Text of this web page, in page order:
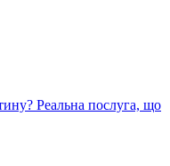
Реальна послуга, що